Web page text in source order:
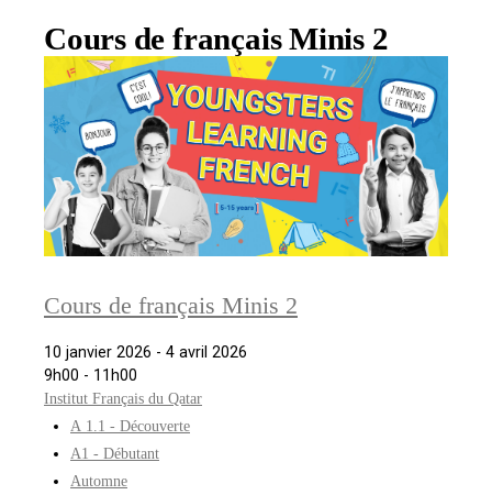
Cours de français Minis 2
Cours de français Minis 2
10 janvier 2026 - 4 avril 2026
9h00 - 11h00
Institut Français du Qatar
A 1.1 - Découverte
A1 - Débutant
Automne